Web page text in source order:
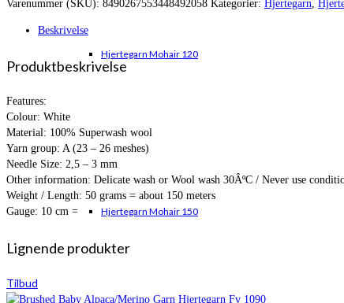
Hjertegarn Mohair 120
Hjertegarn Mohair 150
var:
er:
Varenummer (SKU): 8490267553448492058 Kategorier: Hjertegarn,
Beskrivelse
Produktbeskrivelse
Features:
Colour: White
Material: 100% Superwash wool
Yarn group: A (23 – 26 meshes)
Needle Size: 2,5 – 3 mm
Other information: Delicate wash or Wool wash 30ÂºC / Never use
Weight / Length: 50 grams = about 150 meters
Gauge: 10 cm =
Lignende produkter
Tilbud